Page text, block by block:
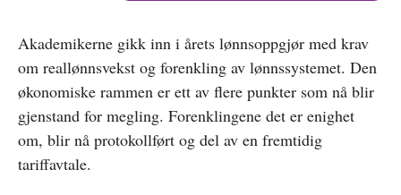
Akademikerne gikk inn i årets lønnsoppgjør med krav
om reallønnsvekst og forenkling av lønnssystemet. Den
økonomiske rammen er ett av flere punkter som nå blir
gjenstand for megling. Forenklingene det er enighet
om, blir nå protokollført og del av en fremtidig
tariffavtale.